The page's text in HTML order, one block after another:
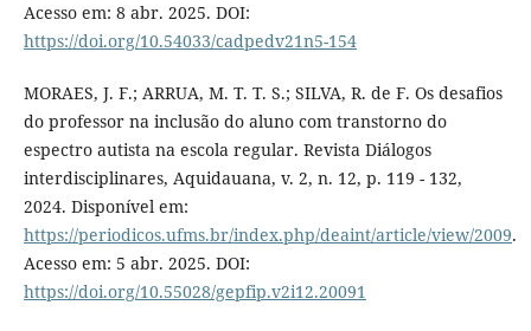
Acesso em: 8 abr. 2025. DOI:
https://doi.org/10.54033/cadpedv21n5-154
MORAES, J. F.; ARRUA, M. T. T. S.; SILVA, R. de F. Os desafios
do professor na inclusão do aluno com transtorno do
espectro autista na escola regular. Revista Diálogos
interdisciplinares, Aquidauana, v. 2, n. 12, p. 119 - 132,
2024. Disponível em:
https://periodicos.ufms.br/index.php/deaint/article/view/2009.
Acesso em: 5 abr. 2025. DOI:
https://doi.org/10.55028/gepfip.v2i12.20091